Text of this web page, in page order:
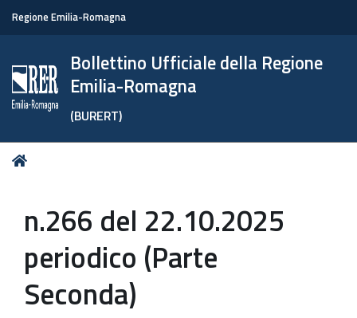
Regione Emilia-Romagna
Bollettino Ufficiale della Regione
Emilia-Romagna
(BURERT)
Tu
n.266 del 22.10.2025
periodico (Parte
Seconda)